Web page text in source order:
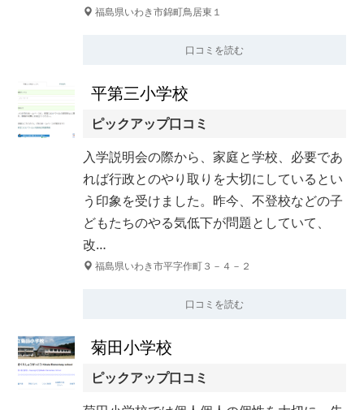
福島県いわき市錦町鳥居東１
口コミを読む
平第三小学校
ピックアップ口コミ
入学説明会の際から、家庭と学校、必要であ
れば行政とのやり取りを大切にしているとい
う印象を受けました。昨今、不登校などの子
どもたちのやる気低下が問題としていて、
改…
福島県いわき市平字作町３－４－２
口コミを読む
菊田小学校
ピックアップ口コミ